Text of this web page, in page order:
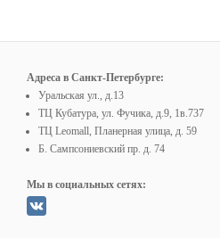
Адреса в Санкт-Петербурге:
Уральская ул., д.13
ТЦ Кубатура, ул. Фучика, д.9, 1в.737
ТЦ Leomall, Планерная улица, д. 59
Б. Сампсониевский пр. д. 74
Мы в социальных сетях: